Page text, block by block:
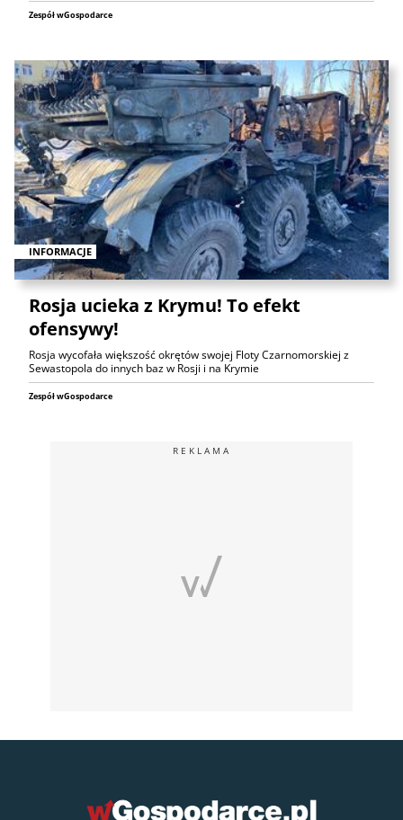
Zespół wGospodarce
INFORMACJE
Rosja ucieka z Krymu! To efekt
ofensywy!
Rosja wycofała większość okrętów swojej Floty Czarnomorskiej z
Sewastopola do innych baz w Rosji i na Krymie
Zespół wGospodarce
REKLAMA